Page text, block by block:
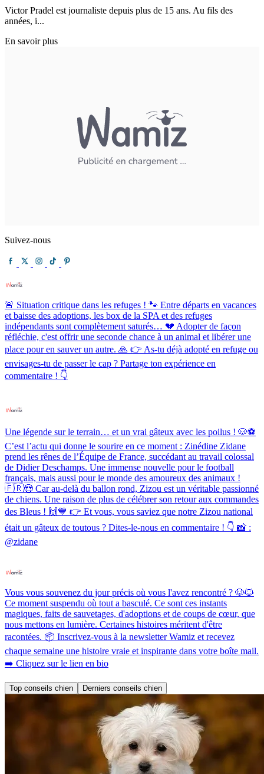
Victor Pradel est journaliste depuis plus de 15 ans. Au fils des
années, i...
En savoir plus
Suivez-nous
🚨 Situation critique dans les refuges ! 🐾 Entre départs en vacances
et baisse des adoptions, les box de la SPA et des refuges
indépendants sont complètement saturés… 💔 Adopter de façon
réfléchie, c'est offrir une seconde chance à un animal et libérer une
place pour en sauver un autre. 🙏 👉 As-tu déjà adopté en refuge ou
envisages-tu de passer le cap ? Partage ton expérience en
commentaire ! 👇
Une légende sur le terrain… et un vrai gâteux avec les poilus ! 🐶⚽️
C’est l’actu qui donne le sourire en ce moment : Zinédine Zidane
prend les rênes de l’Équipe de France, succédant au travail colossal
de Didier Deschamps. Une immense nouvelle pour le football
français, mais aussi pour le monde des amoureux des animaux !
🇫🇷😍 Car au-delà du ballon rond, Zizou est un véritable passionné
de chiens. Une raison de plus de célébrer son retour aux commandes
des Bleus ! 🙌💙 👉 Et vous, vous saviez que notre Zizou national
était un gâteux de toutous ? Dites-le-nous en commentaire ! 👇 📸 :
@zidane
Vous vous souvenez du jour précis où vous l'avez rencontré ? 🐶🐱
Ce moment suspendu où tout a basculé. Ce sont ces instants
magiques, faits de sauvetages, d'adoptions et de coups de cœur, que
nous mettons en lumière. Certaines histoires méritent d'être
racontées. 📦 Inscrivez-vous à la newsletter Wamiz et recevez
chaque semaine une histoire vraie et inspirante dans votre boîte mail.
➡️ Cliquez sur le lien en bio
Top conseils chien Derniers conseils chien